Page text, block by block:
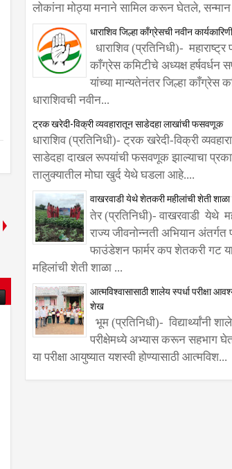
लोकांना मोठ्या मनाने सामिल करून घेतले, सन्मान
धाराशिव जिल्हा काँग्रेसची नवीन
धाराशिव (प्रतिनिधी)- महाराष्ट्र
काँग्रेस कमिटीचे अध्यक्ष हर्षवर्धन
यांच्या मान्यतेनंतर जिल्हा काँग्रेस
धाराशिवची नवीन...
ट्रक खरेदी-विक्री व्यवहारातून साडेदहा लाखांची फसवणूक
धाराशिव (प्रतिनिधी)- ट्रक खरेदी-विक्री
साडेदहा दाखल रूपयांची फसवणूक झाल्याचा
तालुक्यातील मोघा खुर्द येथे घडला आहे....
वाखरवाडी येथे शेतकरी महीलांची शेती
तेर (प्रतिनिधी)- वाखरवाडी येथे
राज्य जीवनोन्नती अभियान अंतर्गत
फाउंडेशन फार्मर कप शेतकरी गट
महिलांची शेती शाळा ...
आत्मविश्वासासाठी शालेय स्पर्धा परीक्षा
शेख
भूम (प्रतिनिधी)- विद्यार्थ्यांनी
परीक्षेमध्ये अभ्यास करून सहभाग
या परीक्षा आयुष्यात यशस्वी होण्यासाठी आत्मविश...